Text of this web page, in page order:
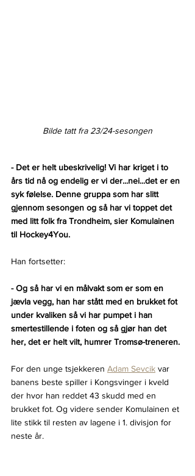
Bilde tatt fra 23/24-sesongen
- Det er helt ubeskrivelig! Vi har kriget i to
års tid nå og endelig er vi der...nei...det er en
syk følelse. Denne gruppa som har slitt
gjennom sesongen og så har vi toppet det
med litt folk fra Trondheim, sier Komulainen
til Hockey4You.
Han fortsetter:
- Og så har vi en målvakt som er som en
jævla vegg, han har stått med en brukket fot
under kvaliken så vi har pumpet i han
smertestillende i foten og så gjør han det
her, det er helt vilt, humrer Tromsø-treneren.
For den unge tsjekkeren Adam Sevcik var
banens beste spiller i Kongsvinger i kveld
der hvor han reddet 43 skudd med en
brukket fot. Og videre sender Komulainen et
lite stikk til resten av lagene i 1. divisjon for
neste år.